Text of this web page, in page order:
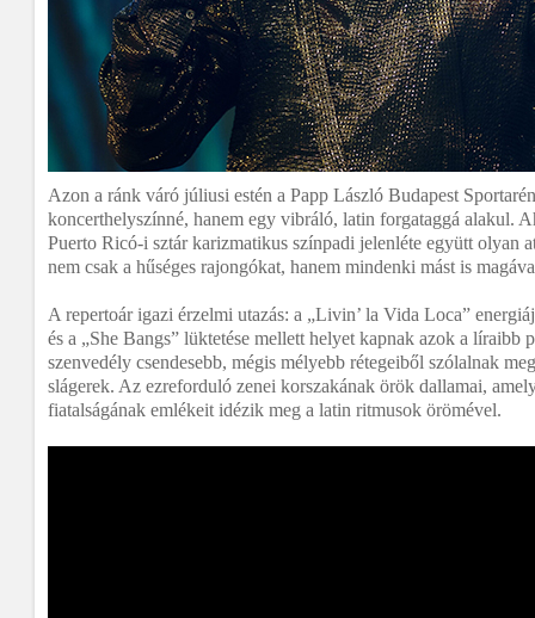
Azon a ránk váró júliusi estén a Papp László Budapest
koncerthelyszínné, hanem egy vibráló, latin forgataggá alakul.
Puerto Ricó-i sztár karizmatikus színpadi jelenléte együtt olyan
nem csak a hűséges rajongókat, hanem mindenki mást is
A repertoár igazi érzelmi utazás: a „Livin’ la Vida Loca”
és a „She Bangs” lüktetése mellett helyet kapnak azok a líraibb
szenvedély csendesebb, mégis mélyebb rétegeiből szólalnak
slágerek. Az ezreforduló zenei korszakának örök dallamai,
fiatalságának emlékeit idézik meg a latin ritmusok örömével.